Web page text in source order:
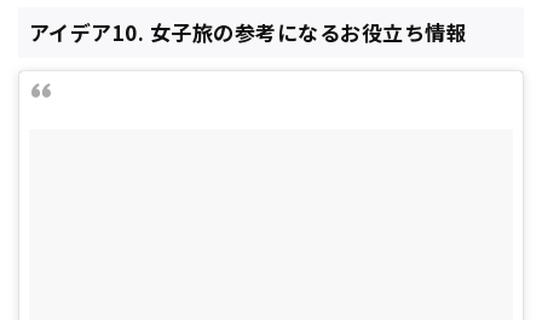
アイデア10. 女子旅の参考になるお役立ち情報